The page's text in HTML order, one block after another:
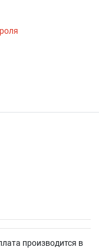
производится в